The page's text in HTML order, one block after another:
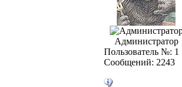
Администратор
Пользователь №: 1
Сообщений: 2243